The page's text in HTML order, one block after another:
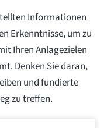
Informationen
Erkenntnisse, um zu
Ihren Anlagezielen
Denken Sie daran,
und fundierte
zu treffen.